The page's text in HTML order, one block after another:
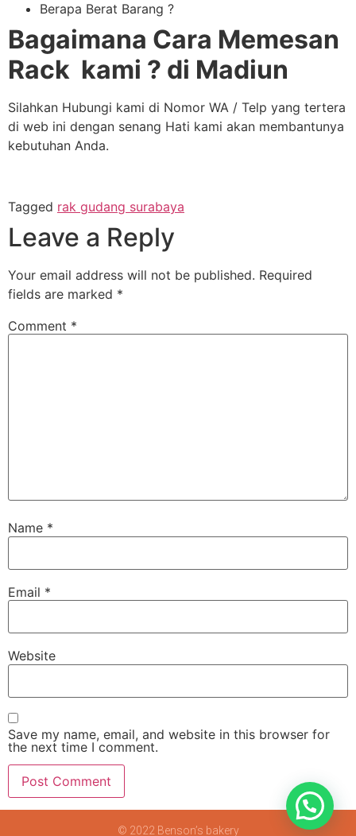
Berapa Berat Barang ?
Bagaimana Cara Memesan
Rack kami ? di Madiun
Silahkan Hubungi kami di Nomor WA / Telp yang tertera
di web ini dengan senang Hati kami akan membantunya
kebutuhan Anda.
Tagged rak gudang surabaya
Leave a Reply
Your email address will not be published. Required
fields are marked *
Comment *
Name *
Email *
Website
Save my name, email, and website in this browser for
the next time I comment.
© 2022 Benson’s bakery